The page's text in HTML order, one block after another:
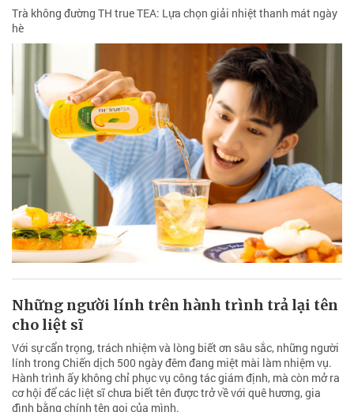
Trà không đường TH true TEA: Lựa chọn giải nhiệt thanh mát ngày
hè
Những người lính trên hành trình trả lại tên
cho liệt sĩ
Với sự cẩn trọng, trách nhiệm và lòng biết ơn sâu sắc, những người
lính trong Chiến dịch 500 ngày đêm đang miệt mài làm nhiệm vụ.
Hành trình ấy không chỉ phục vụ công tác giám định, mà còn mở ra
cơ hội để các liệt sĩ chưa biết tên được trở về với quê hương, gia
đình bằng chính tên gọi của mình.